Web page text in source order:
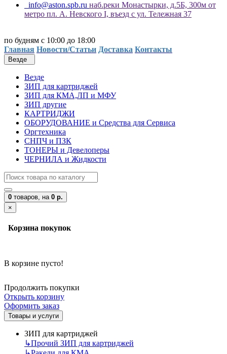
info@aston.spb.ru наб.реки Монастырки, д.5Б, 300м от
метро пл. А. Невского I, въезд с ул. Тележная 37
по будням с 10:00 до 18:00
Главная Новости/Статьи Доставка Контакты
Везде
Везде
ЗИП для картриджей
ЗИП для КМА,ЛП и МФУ
ЗИП другие
КАРТРИДЖИ
ОБОРУДОВАНИЕ и Средства для Сервиса
Оргтехника
СНПЧ и ПЗК
ТОНЕРЫ и Девелоперы
ЧЕРНИЛА и Жидкости
0 товаров, на 0 р.
×
Корзина покупок
В корзине пусто!
Продолжить покупки
Открыть корзину
Оформить заказ
Товары и услуги
ЗИП для картриджей
↳Прочий ЗИП для картриджей